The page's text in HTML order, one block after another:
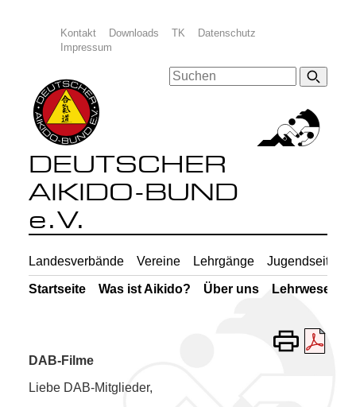
Kontakt Downloads TK
Datenschutz
Impressum
DEUTSCHER
AIKIDO-BUND
e.V.
Landesverbände Vereine Lehrgänge Jugendseiten
Startseite Was ist Aikido? Über uns Lehrwesen
DAB-Filme
Liebe DAB-Mitglieder,